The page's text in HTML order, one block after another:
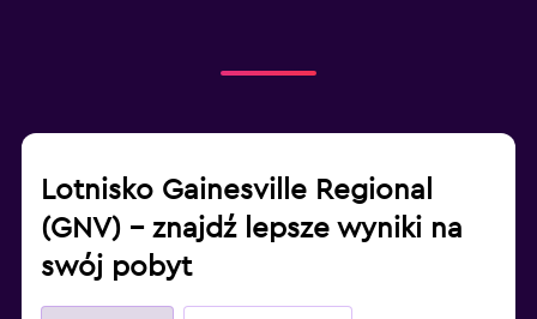
Lotnisko Gainesville Regional
(GNV) – znajdź lepsze wyniki na
swój pobyt